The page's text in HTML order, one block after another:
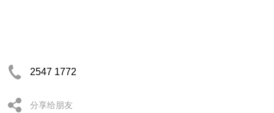
2547 1772
分享给朋友